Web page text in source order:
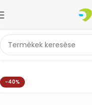
Kezdőlap Ortézisek, sínek, gipszek
-40%